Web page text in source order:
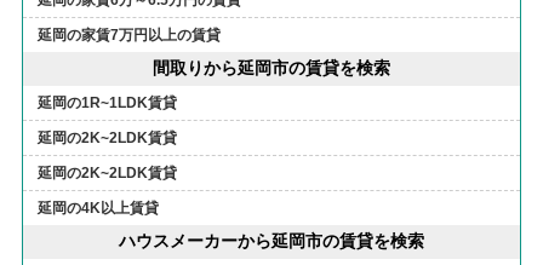
延岡の家賃7万円以上の賃貸
間取りから延岡市の賃貸を検索
延岡の1R~1LDK賃貸
延岡の2K~2LDK賃貸
延岡の2K~2LDK賃貸
延岡の4K以上賃貸
ハウスメーカーから延岡市の賃貸を検索